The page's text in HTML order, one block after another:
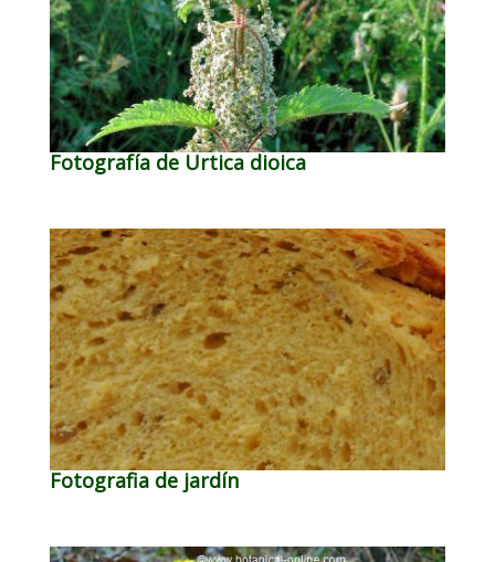
Fotografía de Urtica dioica
Fotografia de jardín